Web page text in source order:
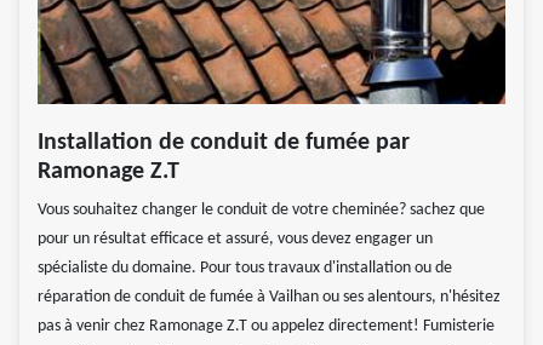
Installation de conduit de fumée par
Ramonage Z.T
Vous souhaitez changer le conduit de votre cheminée? sachez que
pour un résultat efficace et assuré, vous devez engager un
spécialiste du domaine. Pour tous travaux d'installation ou de
réparation de conduit de fumée à Vailhan ou ses alentours, n'hésitez
pas à venir chez Ramonage Z.T ou appelez directement! Fumisterie